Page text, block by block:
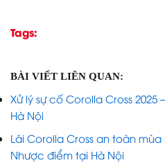
Tags:
BÀI VIẾT LIÊN QUAN:
Xử lý sự cố Corolla Cross
Hà Nội
Lái Corolla Cross an toàn mùa
Nhược điểm tại Hà Nội